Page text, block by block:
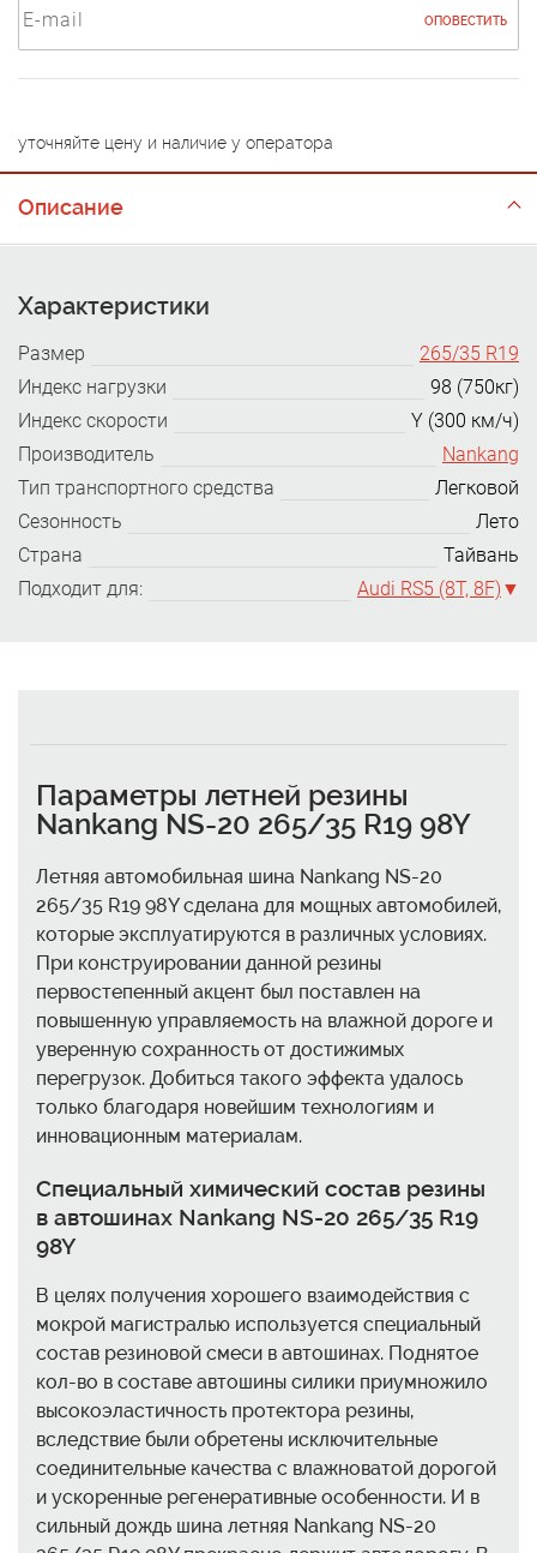
ОПОВЕСТИТЬ
уточняйте цену и наличие у оператора
Описание
Характеристики
Размер
265/35 R19
Индекс нагрузки
98 (750кг)
Индекс скорости
Y (300 км/ч)
Производитель
Nankang
Тип транспортного средства
Легковой
Сезонность
Лето
Страна
Тайвань
Подходит для:
Audi RS5 (8T, 8F)
Параметры летней резины
Nankang NS-20 265/35 R19 98Y
Летняя автомобильная шина Nankang NS-20
265/35 R19 98Y сделана для мощных автомобилей,
которые эксплуатируются в различных условиях.
При конструировании данной резины
первостепенный акцент был поставлен на
повышенную управляемость на влажной дороге и
уверенную сохранность от достижимых
перегрузок. Добиться такого эффекта удалось
только благодаря новейшим технологиям и
инновационным материалам.
Специальный химический состав резины
в автошинах Nankang NS-20 265/35 R19
98Y
В целях получения хорошего взаимодействия с
мокрой магистралью используется специальный
состав резиновой смеси в автошинах. Поднятое
кол-во в составе автошины силики приумножило
высокоэластичность протектора резины,
вследствие были обретены исключительные
соединительные качества с влажноватой дорогой
и ускоренные регенеративные особенности. И в
сильный дождь шина летняя Nankang NS-20